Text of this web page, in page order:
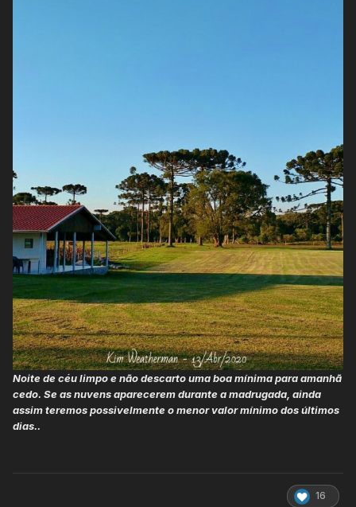
Noite de céu limpo e não descarto uma boa mínima para amanhã
cedo. Se as nuvens aparecerem durante a madrugada, ainda
assim teremos possivelmente o menor valor mínimo dos últimos
dias..
16